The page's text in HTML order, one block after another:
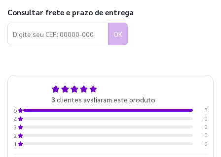
Consultar frete e prazo de entrega
OK
3 clientes avaliaram este produto
5
3
4
0
3
0
2
0
1
0